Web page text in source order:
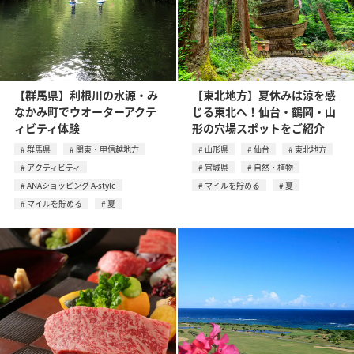
【群馬県】利根川の水源・み
なかみ町でウオーターアクテ
ィビティ体験
群馬県
関東・甲信越地方
アクティビティ
ANAショッピング A-style
マイルを貯める
夏
【東北地方】夏休みは涼を感
じる東北へ！仙台・鶴岡・山
形の穴場スポットをご紹介
山形県 仙台
東北地方
宮城県
自然・植物
マイルを貯める
夏